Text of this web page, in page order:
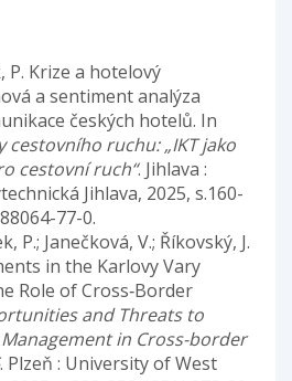
P. Krize a hotelový
a sentiment analýza
českých hotelů. In
ruchu: „IKT jako
cestovní ruch“. Jihlava :
Jihlava, 2025, s.160-
77-0.
P.; Janečková, V.; Říkovský, J.
in the Karlovy Vary
Role of Cross‑Border
and Threats to
in Cross-border
. Plzeň : University of West